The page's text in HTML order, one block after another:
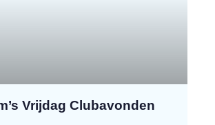
Vrijdag Clubavonden